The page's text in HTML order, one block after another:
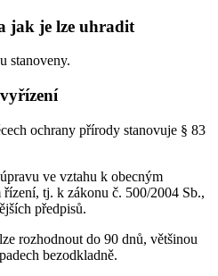
jak je lze uhradit
stanoveny.
ochrany přírody stanovuje § 83
ve vztahu k obecným
tj. k zákonu č. 500/2004 Sb.,
předpisů.
rozhodnout do 90 dnů, většinou
bezodkladně.